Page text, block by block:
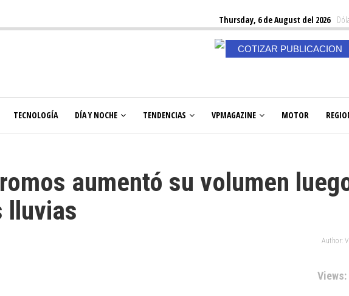
Thursday, 6 de August del 2026
COTIZAR PUBLICACION
TECNOLOGÍA DÍA Y NOCHE TENDENCIAS VPMAGAZINE MOTOR
aumentó su volumen
lluvias
Author:
Views: